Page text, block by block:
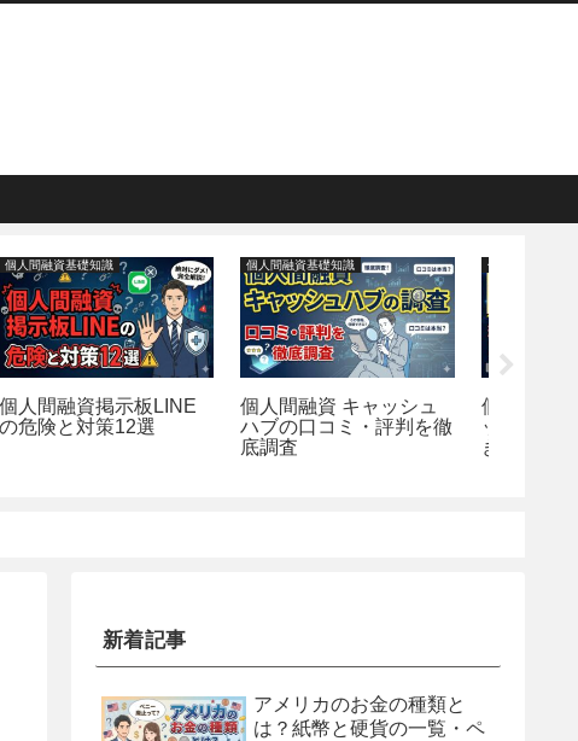
個人間融資基礎知識
個人間融資レンタルキャ
ッシュで絶対に避けるべ
個人間融資基礎知識
個人間融資成功例の真相
｜掲示板・SNS別検証
新着記事
アメリカのお金の種類と
は？紙幣と硬貨の一覧・ペ